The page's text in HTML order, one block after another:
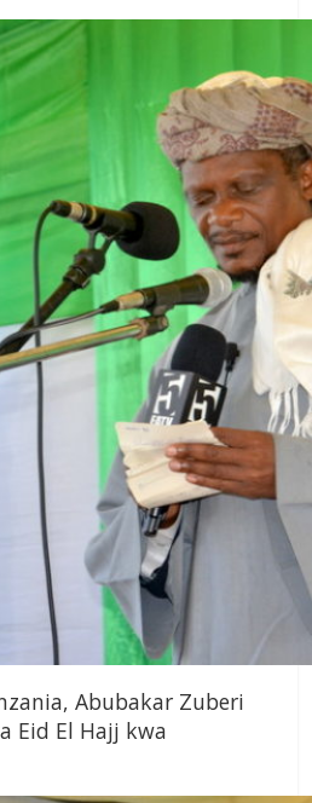
Abubakar Zuberi
Eid El Hajj kwa